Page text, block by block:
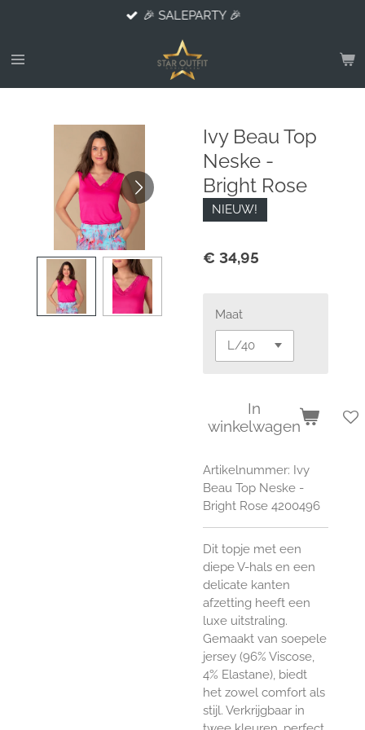
naar
hoofdinhoud
🎉 SALEPARTY 🎉
Ivy Beau Top
Neske -
Bright Rose
NIEUW!
€ 34,95
Maat
In
winkelwagen
Artikelnummer: Ivy
Beau Top Neske -
Bright Rose 4200496
Dit topje met een
diepe V-hals en een
delicate kanten
afzetting heeft een
luxe uitstraling.
Gemaakt van soepele
jersey (96% Viscose,
4% Elastane), biedt
het zowel comfort als
stijl. Verkrijgbaar in